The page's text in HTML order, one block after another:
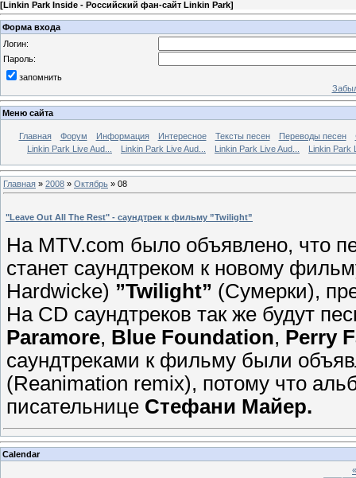
[Linkin Park Inside - Российский фан-сайт Linkin Park]
Форма входа
Логин:
Пароль:
запомнить
Меню сайта
Главная Форум Информация Интересное Тексты песен Переводы песен
Linkin Park Live Aud...
Linkin Park Live Aud... Linkin Park Live Aud... Linkin Park
Главная » 2008 » Октябрь » 08
"Leave Out All The Rest" - саундтрек к фильму ”Twilight”
На MTV.com было объявлено, что
станет саундтреком к новому
Hardwicke) ”Twilight” (Сумерки),
На CD саундтреков так же будут
Paramore, Blue Foundation, Perry
саундтреками к фильму были
(Reanimation remix), потому что
писательнице Стефани Майер.
Calendar
«